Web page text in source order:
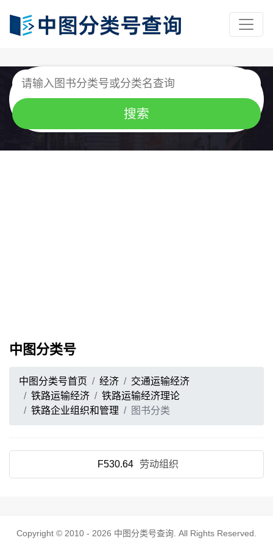
中图分类号
中图分类号首页 经济
交通运输经济
铁路运输经济
铁路运输经济理论
铁路企业组织和管理
图书分类
F530.64 劳动组织
Copyright © 2010 - 2026 中图分类号查询 . All Rights Reserved.